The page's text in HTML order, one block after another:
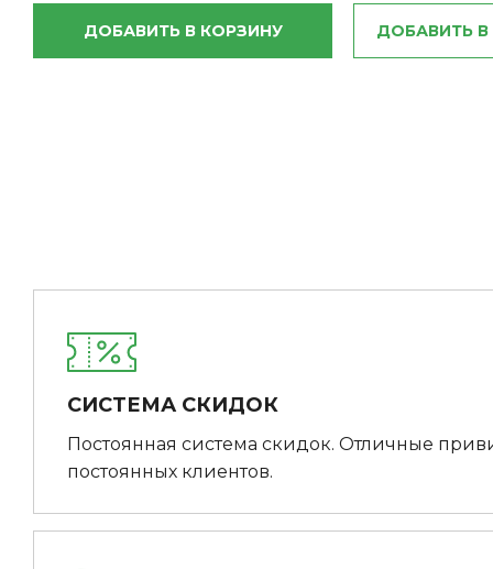
ДОБАВИТЬ В КОРЗИНУ ДОБАВИТЬ
СИСТЕМА СКИДОК
Постоянная система скидок. Отличные
постоянных клиентов.